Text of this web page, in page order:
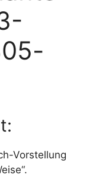
Vorstellung